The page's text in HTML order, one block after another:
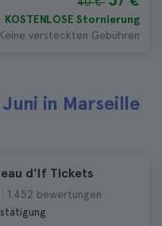
KOSTENLOSE Stornierung
Keine versteckten Gebühren
in Marseille
d'If Tickets
1.452 bewertungen